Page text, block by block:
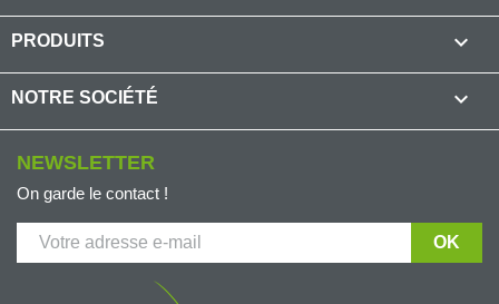
PRODUITS 
NOTRE SOCIÉTÉ 
NEWSLETTER
On garde le contact !